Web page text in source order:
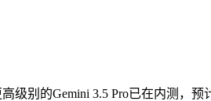
级别的Gemini 3.5 Pro已在内测，预